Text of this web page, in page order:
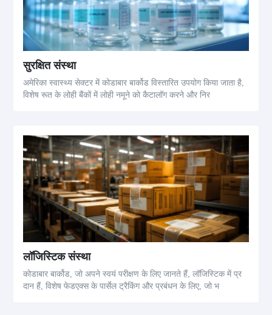
सुरक्षित संस्था
अमेरिका स्वास्थ्य सेक्टर में कोडाबार बार्कोड विस्तारित उपयोग किया जाता है,
विशेष रूत के लोही बैंकों में लोही नमूने को कैटालॉग करने और निर
लॉजिस्टिक संस्था
कोडाबार बार्कोड, जो अपने स्वयं परीक्षण के लिए जानते हैं, लॉजिस्टिक में प्र
दान हैं, विशेष फेडएक्स के पार्सेल ट्रैकिंग और प्रबंधन के लिए, जो भ